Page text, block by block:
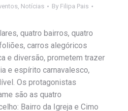
, Notícias By Filipa Pais
quatro bairros, quatro
carros alegóricos
e diversão, prometem trazer
e espírito carnavalesco,
Os protagonistas
são as quatro
Bairro da Igreja e Cimo